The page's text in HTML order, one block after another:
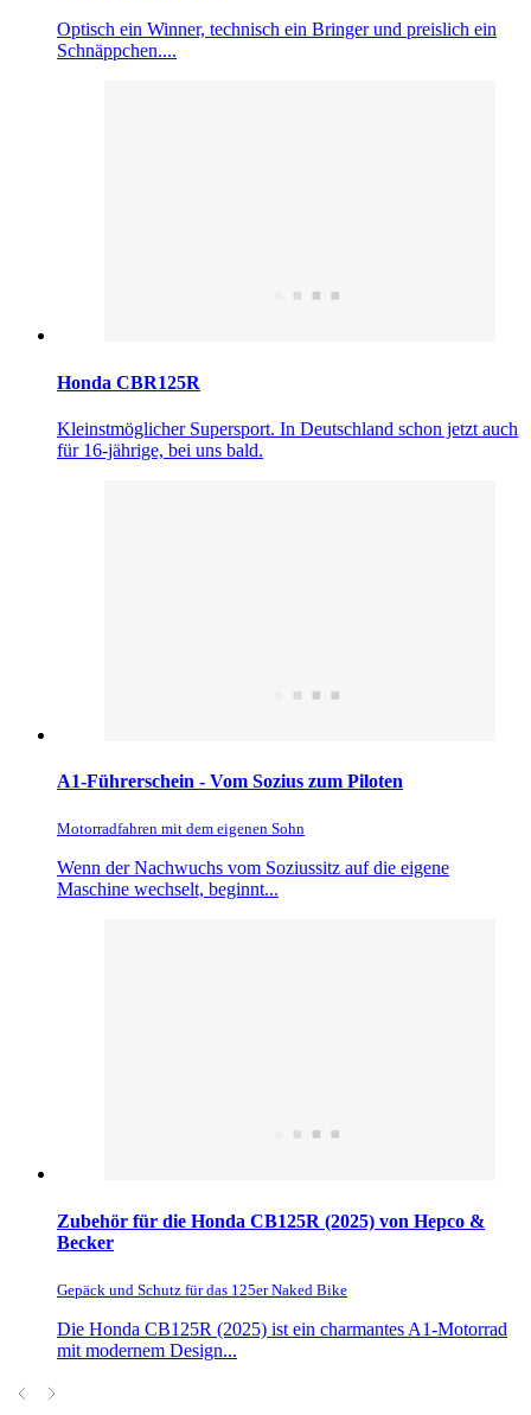
Optisch ein Winner, technisch ein Bringer und preislich ein
Schnäppchen....
Honda CBR125R
Kleinstmöglicher Supersport. In Deutschland schon jetzt auch
für 16-jährige, bei uns bald.
A1-Führerschein - Vom Sozius zum Piloten
Motorradfahren mit dem eigenen Sohn
Wenn der Nachwuchs vom Soziussitz auf die eigene
Maschine wechselt, beginnt...
Zubehör für die Honda CB125R (2025) von Hepco &
Becker
Gepäck und Schutz für das 125er Naked Bike
Die Honda CB125R (2025) ist ein charmantes A1-Motorrad
mit modernem Design...